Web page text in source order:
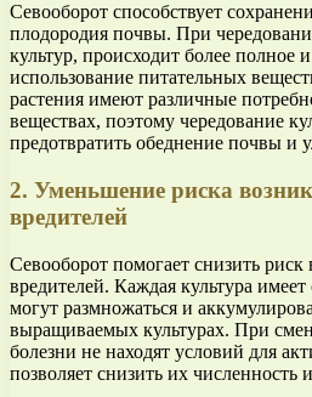
Севооборот способствует
плодородия почвы. При
культур, происходит более полное
использование питательных
растения имеют различные
веществах, поэтому чередование
предотвратить обеднение почвы и
2. Уменьшение риска
вредителей
Севооборот помогает снизить
вредителей. Каждая культура
могут размножаться и
выращиваемых культурах. При
болезни не находят условий для
позволяет снизить их численность